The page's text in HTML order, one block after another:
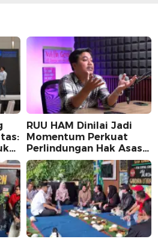
RUU HAM Dinilai Jadi
Momentum Perkuat
Perlindungan Hak Asasi
Manusia, Partisipasi
Publik Perlu
Dimaksimalkan